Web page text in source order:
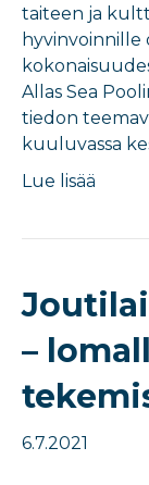
taiteen ja
hyvinvoinnille
Allas Sea
tiedon
kuuluvassa
Lue lisää
–
6.7.2021